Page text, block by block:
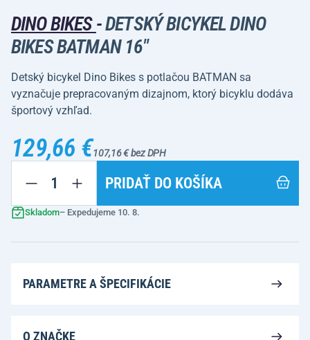
DINO BIKES-DETSKÝ BICYKEL DINO
BIKES BATMAN 16"
Detský bicykel Dino Bikes s potlačou BATMAN sa
vyznačuje prepracovaným dizajnom, ktorý bicyklu dodáva
športový vzhľad.
129,66 €107,16 € bez DPH
PRIDAŤ DO KOŠÍKA
Skladom– Expedujeme 10. 8.
PARAMETRE A ŠPECIFIKÁCIE
O ZNAČKE